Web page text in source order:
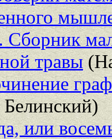
Сборник
травы
Белинский)
или